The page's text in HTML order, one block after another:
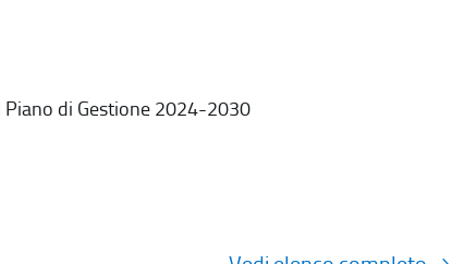
Piano di Gestione 2024-2030